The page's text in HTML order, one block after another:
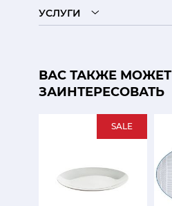
УСЛУГИ
ВАС ТАКЖЕ МОЖЕТ
ЗАИНТЕРЕСОВАТЬ
SALE